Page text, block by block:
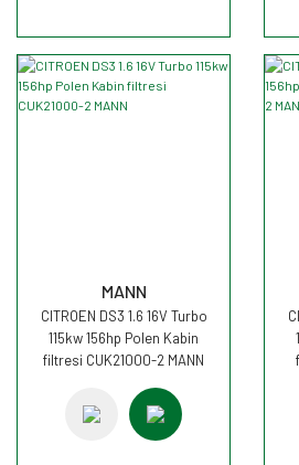
MANN
CITROEN DS3 1.6 16V Turbo
115kw 156hp Polen Kabin
filtresi CUK21000-2 MANN